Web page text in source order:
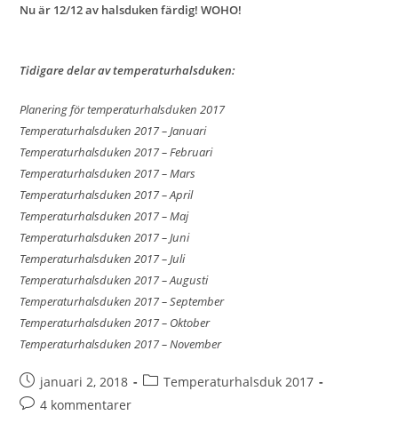
Nu är 12/12 av halsduken färdig! WOHO!
Tidigare delar av temperaturhalsduken:
Planering för temperaturhalsduken 2017
Temperaturhalsduken 2017 – Januari
Temperaturhalsduken 2017 – Februari
Temperaturhalsduken 2017 – Mars
Temperaturhalsduken 2017 – April
Temperaturhalsduken 2017 – Maj
Temperaturhalsduken 2017 – Juni
Temperaturhalsduken 2017 – Juli
Temperaturhalsduken 2017 – Augusti
Temperaturhalsduken 2017 – September
Temperaturhalsduken 2017 – Oktober
Temperaturhalsduken 2017 – November
januari 2, 2018
Temperaturhalsduk 2017
4 kommentarer